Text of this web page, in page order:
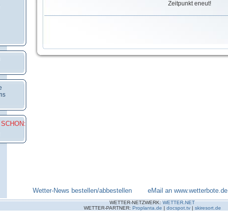
Zeitpunkt eneut!
Wetter-News bestellen/abbestellen eMail an www.wetterbote.de
WETTER-NETZWERK:WETTER.NET
WETTER-PARTNER: Proplanta.de | docspot.tv| skiresort.de